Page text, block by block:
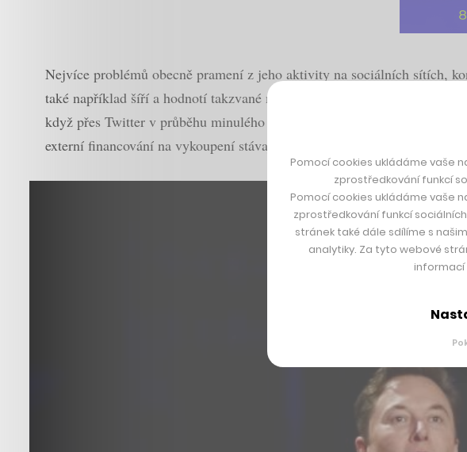
Nejvíce problémů obecně pramení z jeho aktivity na sociálních sítích,
také například šíří a hodnotí takzvané memy nebo-li vtipné obrázky
když přes Twitter v průběhu minulého roku informoval o
možném
externí financování na vykoupení stávajících akcionářů.
Pomocí cookies ukládáme vaše
zprostředkování funkcí
Pomocí cookies ukládáme vaše
zprostředkování funkcí
stránek také dále sdílíme s
analytiky. Za tyto webové
informací